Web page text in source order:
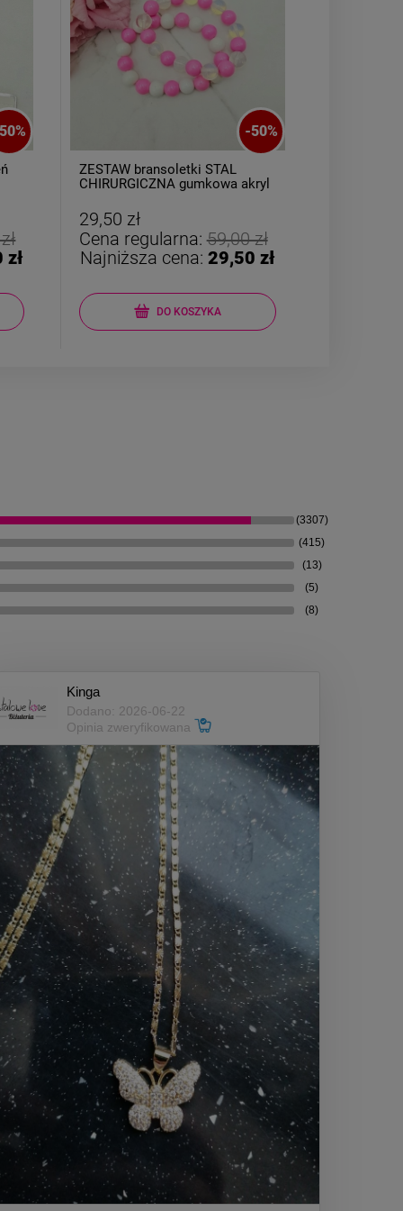
50%
zł
-50%
ZESTAW bransoletki STAL
CHIRURGICZNA gumkowa akryl
29,50 zł
Cena regularna:59,00 zł
Najniższa cena:29,50 zł
DO KOSZYKA
(3307)
(415)
(13)
(5)
(8)
Kinga
Dodano: 2026-06-22
Opinia zweryfikowana